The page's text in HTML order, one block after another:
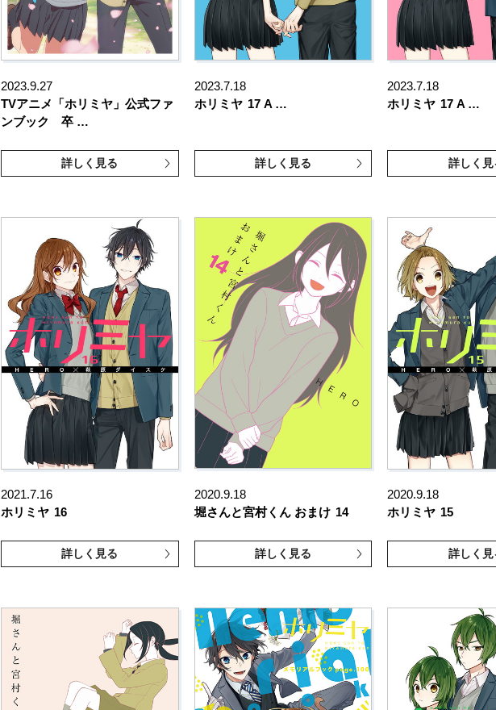
2023.9.27
TVアニメ「ホリミヤ」公式ファ
ンブック 卒 …
詳しく見る
2023.7.18
ホリミヤ 17 A …
詳しく見る
2023.7.18
ホリミヤ 17 A …
詳しく見
2021.7.16
ホリミヤ 16
詳しく見る
2020.9.18
堀さんと宮村くん おまけ 14
詳しく見る
2020.9.18
ホリミヤ 15
詳しく見